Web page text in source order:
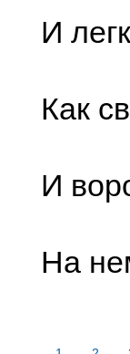
И
Как
И
На